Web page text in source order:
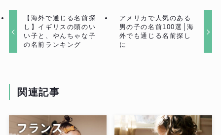
【海外で通じる名前探
し】イギリスの頭のい
い子と、やんちゃな子
の名前ランキング
アメリカで人気のある
男の子の名前100選│海
外でも通じる名前探し
に
関連記事